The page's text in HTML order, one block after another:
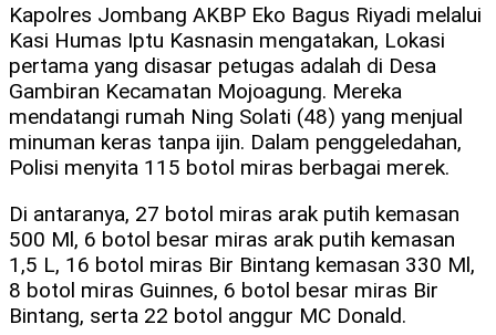
Kapolres Jombang AKBP Eko Bagus Riyadi melalui
Kasi Humas Iptu Kasnasin mengatakan, Lokasi
pertama yang disasar petugas adalah di Desa
Gambiran Kecamatan Mojoagung. Mereka
mendatangi rumah Ning Solati (48) yang menjual
minuman keras tanpa ijin. Dalam penggeledahan,
Polisi menyita 115 botol miras berbagai merek.
Di antaranya, 27 botol miras arak putih kemasan
500 Ml, 6 botol besar miras arak putih kemasan
1,5 L, 16 botol miras Bir Bintang kemasan 330 Ml,
8 botol miras Guinnes, 6 botol besar miras Bir
Bintang, serta 22 botol anggur MC Donald.